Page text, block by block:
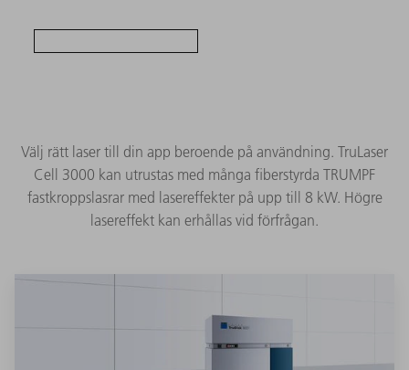
Välj rätt laser till din app beroende på användning. TruLaser
Cell 3000 kan utrustas med många fiberstyrda TRUMPF
fastkroppslasrar med lasereffekter på upp till 8 kW. Högre
lasereffekt kan erhållas vid förfrågan.